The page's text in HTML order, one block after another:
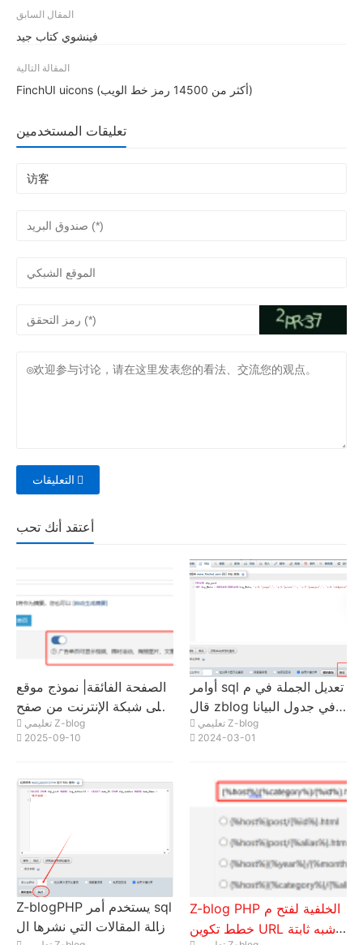
المقال السابق
فينشوي كتاب جيد
المقالة التالية
FinchUI uicons (أكثر من 14500 رمز خط الويب)
تعليقات المستخدمين
التعليقات
أعتقد أنك تحب
الصفحة الفائقة| نموذج موقع
على شبكة الإنترنت من صفح
ة واحدة| كيفية تحديد صفحة
SEO لجميع المقالات على ص
تعليمي Z-blog
2025-09-10
أوامر sql تعديل الجملة في م
قال zblog في جدول البيانا
ت zbp_post قيمة المفتاح ال
تعليمي Z-blog
2024-03-01
Z-blogPHP يستخدم أمر sql
لإزالة المقالات التي نشرها ال
Z-blog PHP الخلفية لفتح م
خطط تكوين URL شبه ثابتة